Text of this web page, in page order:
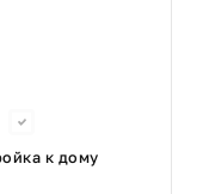
к дому